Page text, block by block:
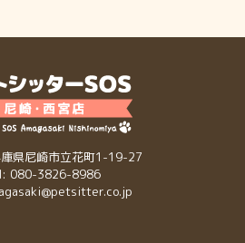
県尼崎市立花町1-19-27
080-3826-8986